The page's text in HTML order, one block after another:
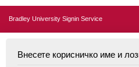
Bradley University Signin Service
Внесете корисничко име и